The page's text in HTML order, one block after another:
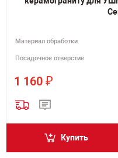
Материал обработки
Посадочное отверстие
1 160 ₽
Купить